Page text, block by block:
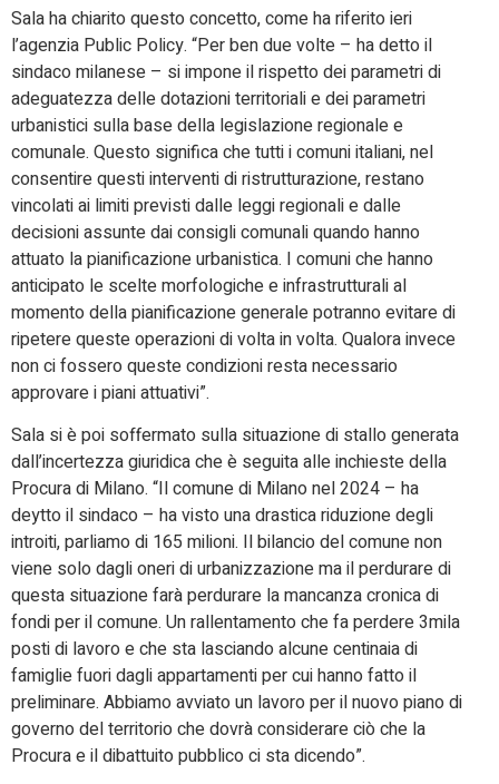
Sala ha chiarito questo concetto, come ha riferito ieri
l’agenzia Public Policy. “Per ben due volte – ha detto il
sindaco milanese – si impone il rispetto dei parametri di
adeguatezza delle dotazioni territoriali e dei parametri
urbanistici sulla base della legislazione regionale e
comunale. Questo significa che tutti i comuni italiani, nel
consentire questi interventi di ristrutturazione, restano
vincolati ai limiti previsti dalle leggi regionali e dalle
decisioni assunte dai consigli comunali quando hanno
attuato la pianificazione urbanistica. I comuni che hanno
anticipato le scelte morfologiche e infrastrutturali al
momento della pianificazione generale potranno evitare di
ripetere queste operazioni di volta in volta. Qualora invece
non ci fossero queste condizioni resta necessario
approvare i piani attuativi”.
Sala si è poi soffermato sulla situazione di stallo generata
dall’incertezza giuridica che è seguita alle inchieste della
Procura di Milano. “Il comune di Milano nel 2024 – ha
deytto il sindaco – ha visto una drastica riduzione degli
introiti, parliamo di 165 milioni. Il bilancio del comune non
viene solo dagli oneri di urbanizzazione ma il perdurare di
questa situazione farà perdurare la mancanza cronica di
fondi per il comune. Un rallentamento che fa perdere 3mila
posti di lavoro e che sta lasciando alcune centinaia di
famiglie fuori dagli appartamenti per cui hanno fatto il
preliminare. Abbiamo avviato un lavoro per il nuovo piano di
governo del territorio che dovrà considerare ciò che la
Procura e il dibattuito pubblico ci sta dicendo”.